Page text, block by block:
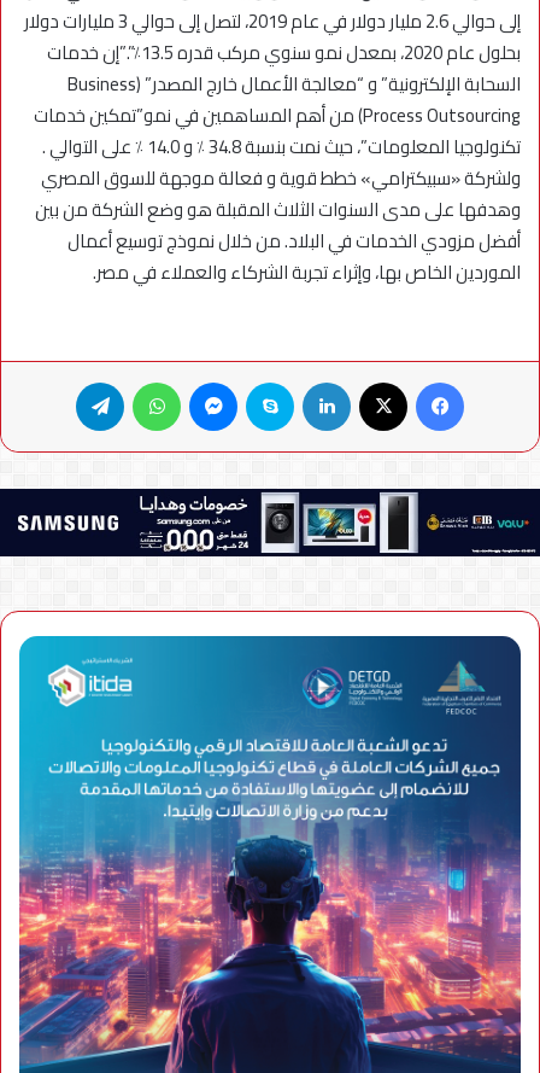
إلى حوالي 2.6 مليار دولار في عام 2019، لتصل إلى حوالي 3 مليارات دولار
بحلول عام 2020، بمعدل نمو سنوي مركب قدره 13.5٪”.”إن خدمات
السحابة الإلكترونية” و “معالجة الأعمال خارج المصدر” (Business
Process Outsourcing) من أهم المساهمين في نمو”تمكين خدمات
تكنولوجيا المعلومات”، حيث نمت بنسبة 34.8 ٪ و 14.0 ٪ على التوالي .
ولشركة «سبيكترامي» خطط قوية و فعالة موجهة للسوق المصري
وهدفها على مدى السنوات الثلاث المقبلة هو وضع الشركة من بين
أفضل مزودي الخدمات في البلاد. من خلال نموذج توسيع أعمال
الموردين الخاص بها، وإثراء تجربة الشركاء والعملاء في مصر.
فيسبوك لينكدإن سكايب ماسنجر واتساب